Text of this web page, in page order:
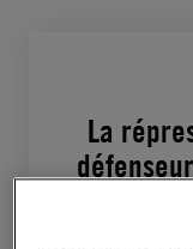
La
qui